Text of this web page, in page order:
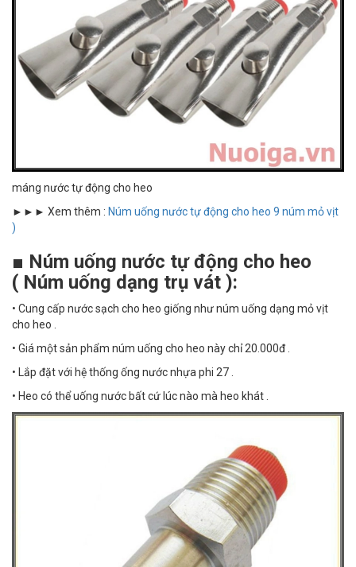
máng nước tự động cho heo
►►► Xem thêm : Núm uống nước tự động cho heo 9 núm mỏ vịt
)
■ Núm uống nước tự động cho heo
( Núm uống dạng trụ vát ):
• Cung cấp nước sạch cho heo giống như núm uống dạng mỏ vịt
cho heo .
• Giá một sản phẩm núm uống cho heo này chỉ 20.000đ .
• Lắp đặt với hệ thống ống nước nhựa phi 27 .
• Heo có thể uống nước bất cứ lúc nào mà heo khát .